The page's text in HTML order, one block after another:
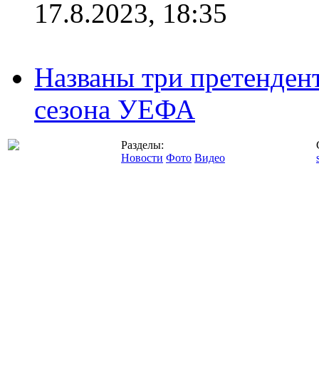
17.8.2023, 18:35
Названы три
сезона УЕФА
Разделы:
Новости Фото Видео